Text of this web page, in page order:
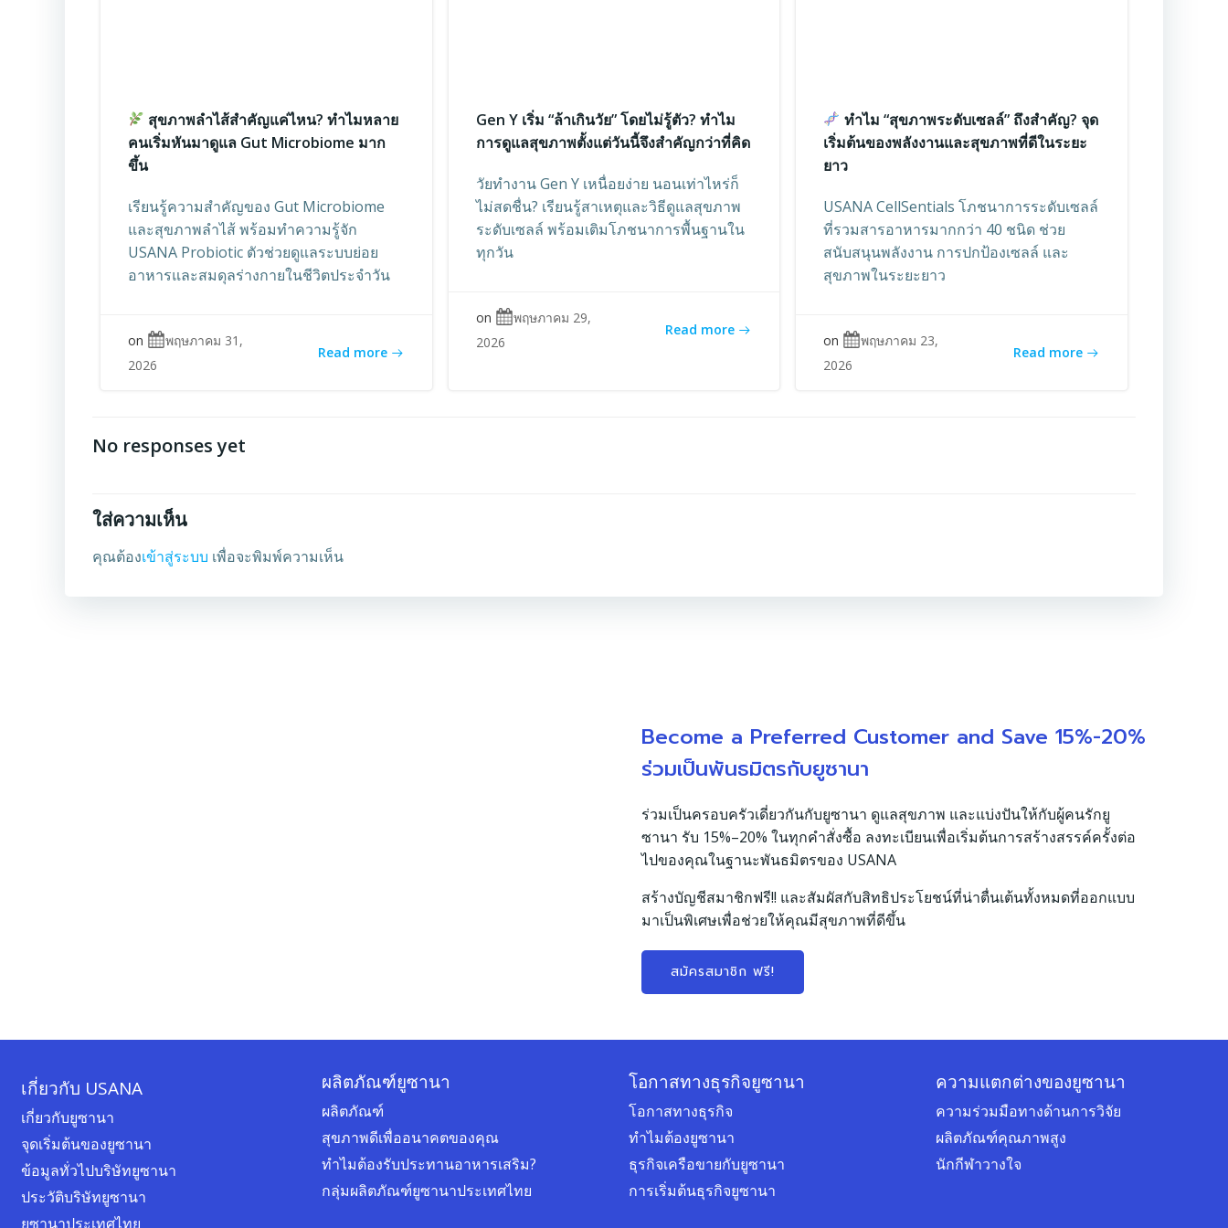
สุขภาพลำไส้สำคัญแค่ไหน? ทำไมหลาย
คนเริ่มหันมาดูแล Gut Microbiome มาก
ขึ้น
เรียนรู้ความสำคัญของ Gut Microbiome
และสุขภาพลำไส้ พร้อมทำความรู้จัก
USANA Probiotic ตัวช่วยดูแลระบบย่อย
อาหารและสมดุลร่างกายในชีวิตประจำวัน
on
พฤษภาคม 31,
2026
Read more
Gen Y เริ่ม “ล้าเกินวัย” โดยไม่รู้ตัว? ทำไม
การดูแลสุขภาพตั้งแต่วันนี้จึงสำคัญกว่าที่คิด
วัยทำงาน Gen Y เหนื่อยง่าย นอนเท่าไหร่ก็
ไม่สดชื่น? เรียนรู้สาเหตุและวิธีดูแลสุขภาพ
ระดับเซลล์ พร้อมเติมโภชนาการพื้นฐานใน
ทุกวัน
on
พฤษภาคม 29,
2026
Read more
ทำไม “สุขภาพระดับเซลล์” ถึงสำคัญ? จุด
เริ่มต้นของพลังงานและสุขภาพที่ดีในระยะ
ยาว
USANA CellSentials โภชนาการระดับเซลล์
ที่รวมสารอาหารมากกว่า 40 ชนิด ช่วย
สนับสนุนพลังงาน การปกป้องเซลล์ และ
สุขภาพในระยะยาว
on
พฤษภาคม 23,
2026
Read more
No responses yet
ใส่ความเห็น
คุณต้องเข้าสู่ระบบ เพื่อจะพิมพ์ความเห็น
Become a Preferred Customer and Save 15%-20%
ร่วมเป็นพันธมิตรกับยูซานา
ร่วมเป็นครอบครัวเดี่ยวกันกับยูซานา ดูแลสุขภาพ และแบ่งปันให้กับผู้คนรักยู
ซานา รับ 15%–20% ในทุกคำสั่งซื้อ ลงทะเบียนเพื่อเริ่มต้นการสร้างสรรค์ครั้งต่อ
ไปของคุณในฐานะพันธมิตรของ USANA
สร้างบัญชีสมาชิกฟรี!! และสัมผัสกับสิทธิประโยชน์ที่น่าตื่นเต้นทั้งหมดที่ออกแบบ
มาเป็นพิเศษเพื่อช่วยให้คุณมีสุขภาพที่ดีขึ้น
สมัครสมาชิก ฟรี!
เกี่ยวกับ USANA
เกี่ยวกับยูซานา
จุดเริ่มต้นของยูซานา
ข้อมูลทั่วไปบริษัทยูซานา
ประวัติบริษัทยูซานา
ยูซานาประเทศไทย
ผลิตภัณฑ์ยูซานา
ผลิตภัณฑ์
สุขภาพดีเพื่ออนาคตของคุณ
ทำไมต้องรับประทานอาหารเสริม?
กลุ่มผลิตภัณฑ์ยูซานาประเทศไทย
โอกาสทางธุรกิจยูซานา
โอกาสทางธุรกิจ
ทำไมต้องยูซานา
ธุรกิจเครือขายกับยูซานา
การเริ่มต้นธุรกิจยูซานา
ความแตกต่างของยูซานา
ความร่วมมือทางด้านการวิจัย
ผลิตภัณฑ์คุณภาพสูง
นักกีฬาวางใจ